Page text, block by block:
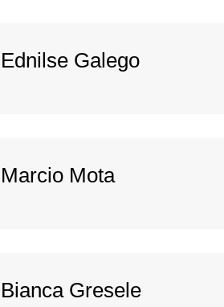
Ednilse Galego
Marcio Mota
Bianca Gresele